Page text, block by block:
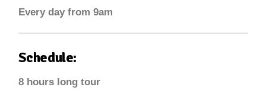
Every day from 9am
Schedule:
8 hours long tour